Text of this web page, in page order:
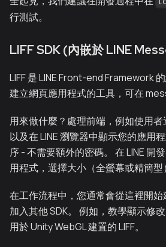
行測試。
LIFF SDK (內嵌於 LINE
LIFF 是 LINE Front-end Framework
建立網頁應用程式的工具，可在
用來做什麼？處理前端，例如使用者
以及在 LINE 瀏覽器中顯示您的應用
序 - 不需要額外的密碼。 在 LINE 開
用程式，選擇大小（全螢幕或精簡型
在工作流程中，您通常會從這裡開
加入其他 SDK。 例如，教學顯示修
用於 Unity WebGL 建置的 LIFF。